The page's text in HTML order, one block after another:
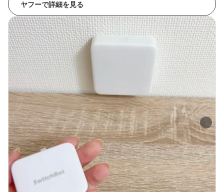
ヤフーで詳細を見る